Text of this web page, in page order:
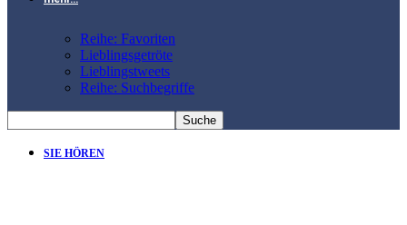
Reihe: Favoriten
Lieblingsgetröte
Lieblingstweets
Reihe: Suchbegriffe
SIE HÖREN